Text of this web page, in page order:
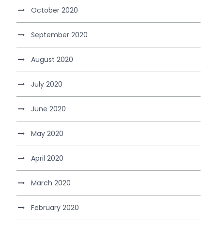
October 2020
September 2020
August 2020
July 2020
June 2020
May 2020
April 2020
March 2020
February 2020